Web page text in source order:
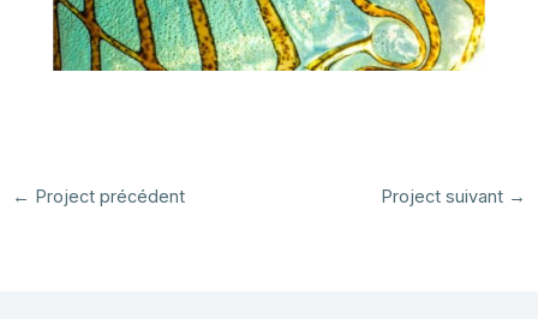
← Project précédent Project suivant →